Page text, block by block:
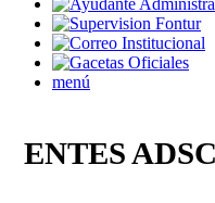
menú
ENTES